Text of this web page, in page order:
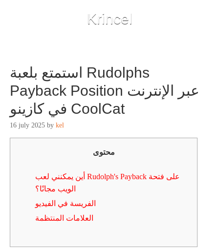
Krincel
استمتع بلعبة Rudolphs
Payback Position عبر الإنترنت
في كازينو CoolCat
16 july 2025 by kel
محتوى
أين يمكنني لعب Rudolph's Payback على فتحة
الويب مجانًا؟
الفريسة في الفيديو
العلامات المنتظمة